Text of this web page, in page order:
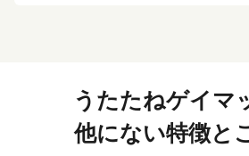
うたたねゲイマ
他にない特徴と